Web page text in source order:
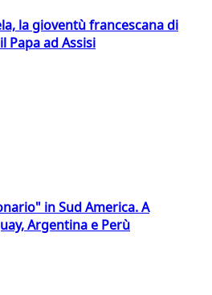
la gioventù francescana di
ad Assisi
in Sud America. A
Argentina e Perù